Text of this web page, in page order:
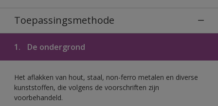
Toepassingsmethode
1. De ondergrond
Het aflakken van hout, staal, non-ferro metalen en diverse
kunststoffen, die volgens de voorschriften zijn
voorbehandeld.